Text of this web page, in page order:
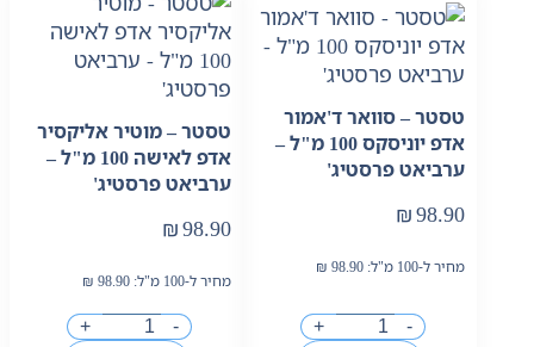
טסטר – סוואר ד'אמור
אדפ יוניסקס 100 מ"ל –
ערביאט פרסטיג'
₪98.90
מחיר ל-100 מ"ל: ₪ 98.90
-
+
טסטר – מוטיר אליקסיר
אדפ לאישה 100 מ"ל –
ערביאט פרסטיג'
₪98.90
מחיר ל-100 מ"ל: ₪ 98.90
-
+